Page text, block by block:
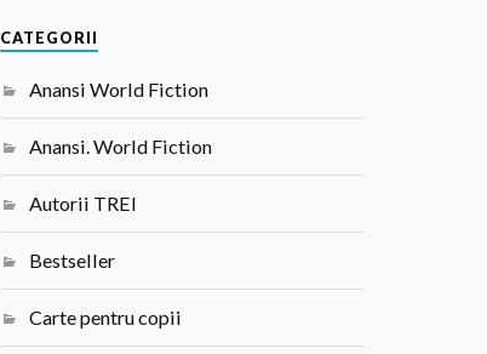
CATEGORII
Anansi World Fiction
Anansi. World Fiction
Autorii TREI
Bestseller
Carte pentru copii